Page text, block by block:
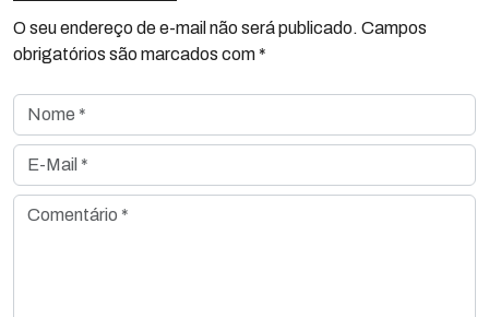
O seu endereço de e-mail não será publicado. Campos
obrigatórios são marcados com *
Nome *
E-Mail *
Comentário *